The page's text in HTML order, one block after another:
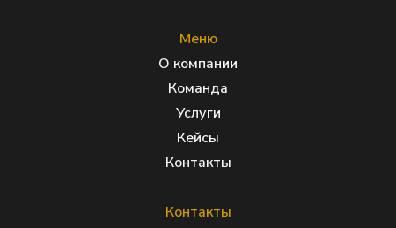
Меню
О компании
Команда
Услуги
Кейсы
Контакты
Контакты